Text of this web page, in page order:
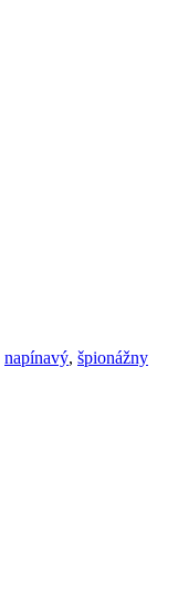
napínavý, špionážny